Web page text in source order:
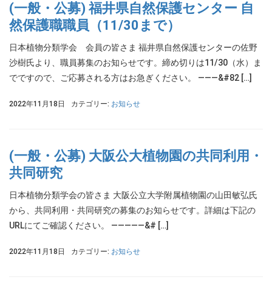
(一般・公募) 福井県自然保護センター 自
然保護職職員（11/30まで）
日本植物分類学会 会員の皆さま 福井県自然保護センターの佐野
沙樹氏より、職員募集のお知らせです。締め切りは11/30（水）ま
でですので、ご応募される方はお急ぎください。 ———&#82 […]
2022年11月18日 カテゴリー: お知らせ
(一般・公募) 大阪公大植物園の共同利用・
共同研究
日本植物分類学会の皆さま 大阪公立大学附属植物園の山田敏弘氏
から、共同利用・共同研究の募集のお知らせです。詳細は下記の
URLにてご確認ください。 —————&# […]
2022年11月18日 カテゴリー: お知らせ